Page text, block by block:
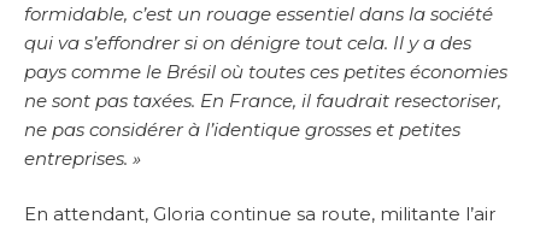
formidable, c’est un rouage essentiel dans la société
qui va s’effondrer si on dénigre tout cela. Il y a des
pays comme le Brésil où toutes ces petites économies
ne sont pas taxées. En France, il faudrait resectoriser,
ne pas considérer à l’identique grosses et petites
entreprises. »
En attendant, Gloria continue sa route, militante l’air